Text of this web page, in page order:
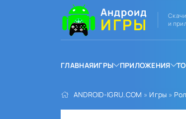
Андроид
ИГРЫ
и
ГЛАВНАЯИГРЫ ПРИЛОЖЕНИЯ
ANDROID-IGRU.COM » Игры »